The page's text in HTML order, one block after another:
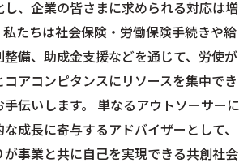
、企業の皆さまに求められる対応は増
私たちは社会保険・労働保険手続きや給
備、助成金支援などを通じて、労使が
アコンピタンスにリソースを集中でき
伝いします。 単なるアウトソーサーに
成長に寄与するアドバイザーとして、
が事業と共に自己を実現できる共創社会